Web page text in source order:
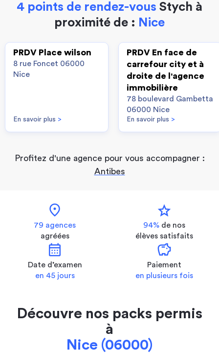
4 points de rendez-vous Stych à
proximité de : Nice
PRDV Place wilson
8 rue Foncet 06000
Nice
En savoir plus >
PRDV En face de
carrefour city et à
droite de l'agence
immobilière
78 boulevard Gambetta
06000 Nice
En savoir plus >
Profitez d'une agence pour vous accompagner :
Antibes
location_on
79 agences
agréées
star
94% de nos
élèves satisfaits
calendar_month
Date d’examen
en 45 jours
savings
Paiement
en plusieurs fois
Découvre nos packs permis
à
Nice (06000)